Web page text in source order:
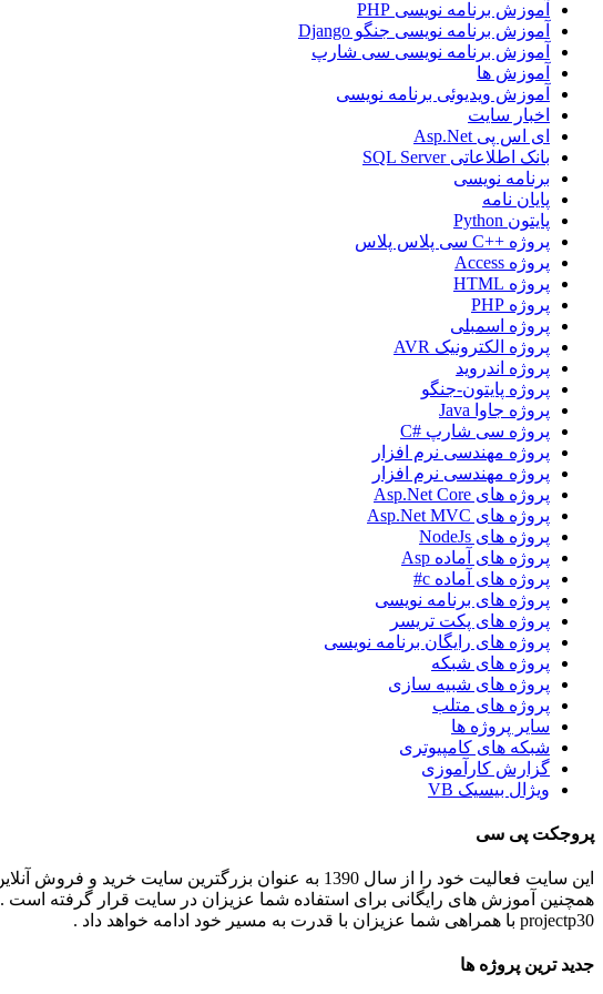
آموزش برنامه نویسی PHP
آموزش برنامه نویسی جنگو Django
آموزش برنامه نویسی سی شارپ
آموزش ها
آموزش ویدیوئی برنامه نویسی
اخبار سایت
ای اس پی Asp.Net
بانک اطلاعاتی SQL Server
برنامه نویسی
پایان نامه
پایتون Python
پروژه ++C سی پلاس پلاس
پروژه Access
پروژه HTML
پروژه PHP
پروژه اسمبلی
پروژه الکترونیک AVR
پروژه اندروید
پروژه پایتون-جنگو
پروژه جاوا Java
پروژه سی شارپ #C
پروژه مهندسی نرم افزار
پروژه مهندسی نرم افزار
پروژه های Asp.Net Core
پروژه های Asp.Net MVC
پروژه های NodeJs
پروژه های آماده Asp
پروژه های آماده c#
پروژه های برنامه نویسی
پروژه های پکت تریسر
پروژه های رایگان برنامه نویسی
پروژه های شبکه
پروژه های شبیه سازی
پروژه های متلب
سایر پروژه ها
شبکه های کامپیوتری
گزارش کارآموزی
ویژال بیسیک VB
پروجکت پی سی
این سایت فعالیت خود را از سال 1390 به عنوان بزرگترین سایت خرید و فروش آنلاین پروژه های برنامه نویسی و انجام پروژه های برنامه نویسی کاربردی و دانشجویی در ایران شروع کرده است.
همچنین آموزش های رایگانی برای استفاده شما عزیزان در سایت قرار گرفته است .
projectp30 با همراهی شما عزیزان با قدرت به مسیر خود ادامه خواهد داد .
جدید ترین پروژه ها